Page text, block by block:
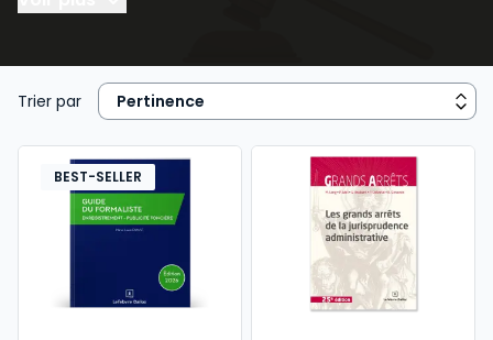
Regroupés par thèmes ou par collections, les
espace de notre catalogue en ligne, ont été confiés
à des praticiens reconnus de la matière, et conçus
pour répondre de façon cohérente à vos besoins
professionnels.
Trier par
BEST-SELLER